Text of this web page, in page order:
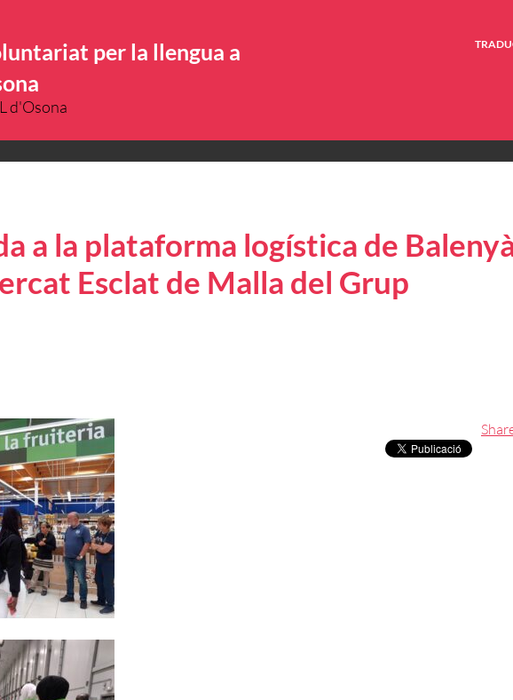
per la llengua a
d'Osona
a la plataforma logística de
Esclat de Malla del Grup